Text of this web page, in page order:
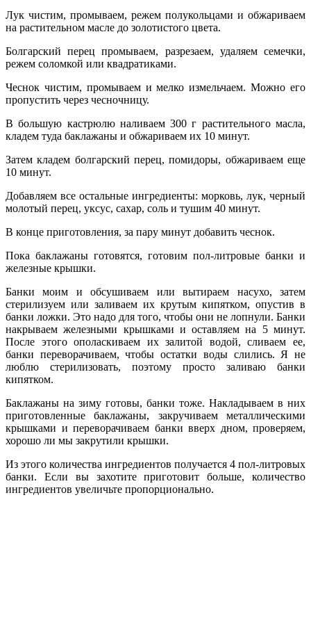
Лук чистим, промываем, режем полукольцами и обжариваем
на растительном масле до золотистого цвета.
Болгарский перец промываем, разрезаем, удаляем семечки,
режем соломкой или квадратиками.
Чеснок чистим, промываем и мелко измельчаем. Можно его
пропустить через чесночницу.
В большую кастрюлю наливаем 300 г растительного масла,
кладем туда баклажаны и обжариваем их 10 минут.
Затем кладем болгарский перец, помидоры, обжариваем еще
10 минут.
Добавляем все остальные ингредиенты: морковь, лук, черный
молотый перец, уксус, сахар, соль и тушим 40 минут.
В конце приготовления, за пару минут добавить чеснок.
Пока баклажаны готовятся, готовим пол-литровые банки и
железные крышки.
Банки моим и обсушиваем или вытираем насухо, затем
стерилизуем или заливаем их крутым кипятком, опустив в
банки ложки. Это надо для того, чтобы они не лопнули. Банки
накрываем железными крышками и оставляем на 5 минут.
После этого ополаскиваем их залитой водой, сливаем ее,
банки переворачиваем, чтобы остатки воды слились. Я не
люблю стерилизовать, поэтому просто заливаю банки
кипятком.
Баклажаны на зиму готовы, банки тоже. Накладываем в них
приготовленные баклажаны, закручиваем металлическими
крышками и переворачиваем банки вверх дном, проверяем,
хорошо ли мы закрутили крышки.
Из этого количества ингредиентов получается 4 пол-литровых
банки. Если вы захотите приготовит больше, количество
ингредиентов увеличьте пропорционально.